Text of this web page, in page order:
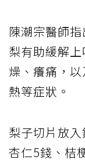
陳潮宗醫師
梨有助緩解
燥、癢痛，
熱等症狀。
梨子切片放
杏仁5錢、桔